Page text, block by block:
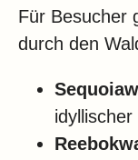
Für Besucher
durch den
idyllischer